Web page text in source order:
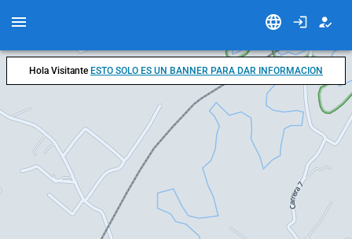
Hola Visitante ESTO SOLO ES UN BANNER PARA DAR INFORMACION